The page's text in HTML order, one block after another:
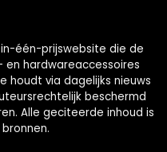
één-prijswebsite die de
hardwareaccessoires
houdt via dagelijks nieuws
beschermd
Alle geciteerde inhoud is